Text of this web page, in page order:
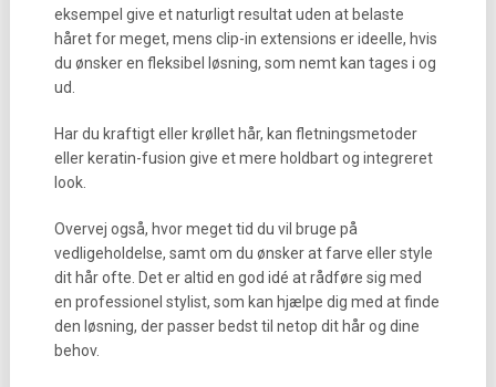
eksempel give et naturligt resultat uden at belaste
håret for meget, mens clip-in extensions er ideelle, hvis
du ønsker en fleksibel løsning, som nemt kan tages i og
ud.
Har du kraftigt eller krøllet hår, kan fletningsmetoder
eller keratin-fusion give et mere holdbart og integreret
look.
Overvej også, hvor meget tid du vil bruge på
vedligeholdelse, samt om du ønsker at farve eller style
dit hår ofte. Det er altid en god idé at rådføre sig med
en professionel stylist, som kan hjælpe dig med at finde
den løsning, der passer bedst til netop dit hår og dine
behov.